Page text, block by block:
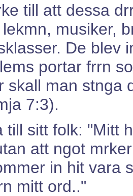
till att dessa
musiker,
De blev
portar frrn
skall man stnga
7:3).
till sitt folk: "Mitt
att ngot
in hit vara
mitt ord.."